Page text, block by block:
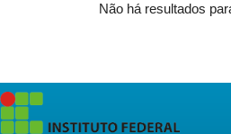
Não há resultados